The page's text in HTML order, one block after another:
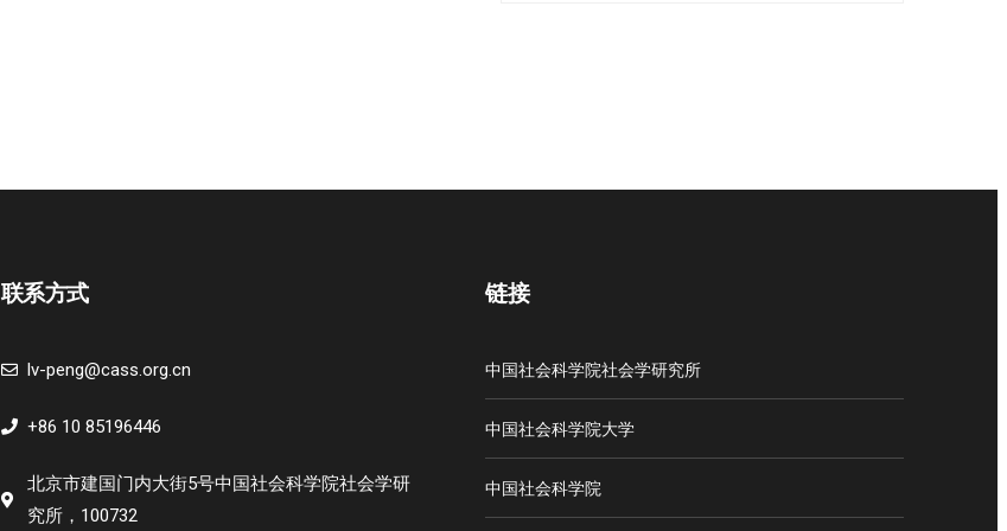
联系方式
lv-peng@cass.org.cn
+86 10 85196446
北京市建国门内大街5号中国社会科学院社会学研
究所，100732
链接
中国社会科学院社会学研究所
中国社会科学院大学
中国社会科学院